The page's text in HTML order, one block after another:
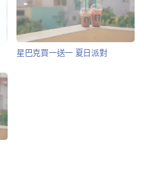
星巴克買一送一 夏日派對